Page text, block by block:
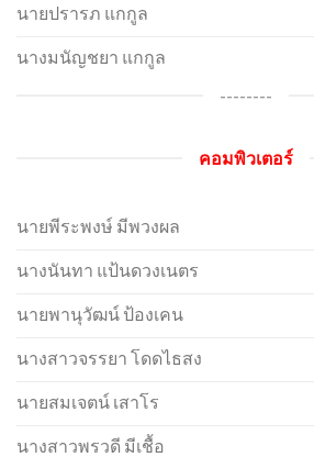
นายปรารภ แกกูล
นางมนัญชยา แกกูล
--------
คอมพิวเตอร์
นายพีระพงษ์ มีพวงผล
นางนันทา แป้นดวงเนตร
นายพานุวัฒน์ ป้องเคน
นางสาวจรรยา โดดไธสง
นายสมเจตน์ เสาโร
นางสาวพรวดี มีเชื้อ